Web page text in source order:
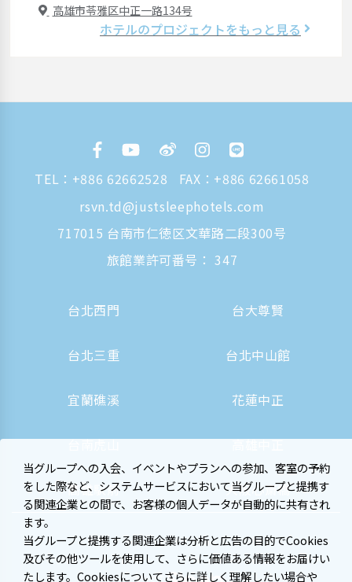
高雄市苓雅区中正一路134号
ホテルのプロジェクトをもっと見る
TEL： +886 62662528
FAX：+886 62661058
rsvn.td@justsleephotels.com
717015 台南市仁徳区文華路二段300号
旅館業許可番号： 347
台北西門 台大尊賢
台北三重 台北中山館
宜蘭礁溪 花蓮中正
台南虎山 高雄中正
高雄駅前 大阪心斎橋
当グループへの入会、イベントやプランへの参加、客室の予約
をした際など、システムサービスにおいて当グループと提携す
る関連企業との間で、お客様の個人データが自動的に共有され
ます。
当グループと提携する関連企業は分析と広告の目的でCookies
及びその他ツールを使用して、さらに価値ある情報をお届けい
たします。Cookiesについてさらに詳しく理解したい場合や